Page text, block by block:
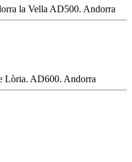
la Vella AD500. Andorra
Lòria. AD600. Andorra